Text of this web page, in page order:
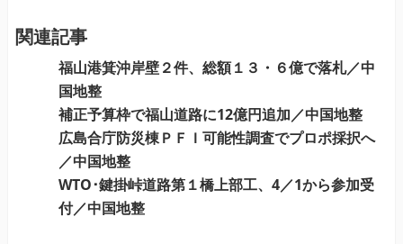
ー
関連記事
福山港箕沖岸壁２件、総額１３・６億で落札／中
国地整
補正予算枠で福山道路に12億円追加／中国地整
広島合庁防災棟ＰＦＩ可能性調査でプロポ採択へ
／中国地整
WTO･鍵掛峠道路第１橋上部工、4／1から参加受
付／中国地整